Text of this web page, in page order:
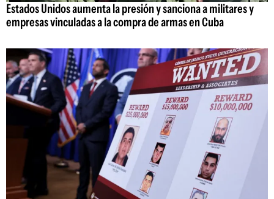
Estados Unidos aumenta la presión y sanciona a militares y
empresas vinculadas a la compra de armas en Cuba